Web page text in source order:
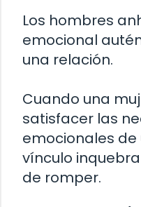
Los hombres
emocional
una relación.
Cuando una
satisfacer las
emocionales de
vínculo
de romper.